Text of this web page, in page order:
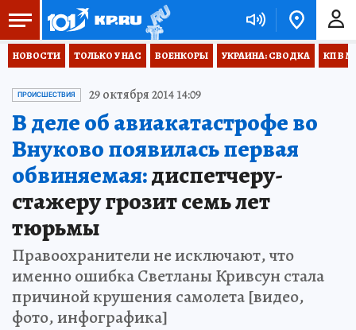
НОВОСТИ ТОЛЬКО У НАС ВОЕНКОРЫ УКРАИНА: СВОДКА КП В
ПРОИСШЕСТВИЯ 29 октября 2014 14:09
В деле об авиакатастрофе во
Внуково появилась первая
обвиняемая:диспетчеру-
стажеру грозит семь лет
тюрьмы
Правоохранители не исключают, что
именно ошибка Светланы Кривсун стала
причиной крушения самолета [видео,
фото, инфографика]